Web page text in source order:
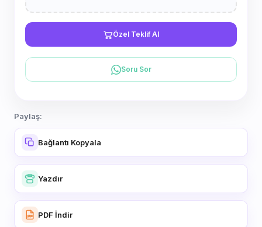
Özel Teklif Al
Soru Sor
Paylaş:
Bağlantı Kopyala
Yazdır
PDF İndir